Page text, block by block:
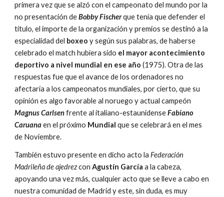
primera vez que se alzó con el campeonato del mundo por la
no presentación de Bobby Fischer que tenía que defender el
título, el importe de la organización y premios se destinó a la
especialidad del boxeo y según sus palabras, de haberse
celebrado el match hubiera sido el mayor acontecimiento
deportivo a nivel mundial en ese año (1975). Otra de las
respuestas fue que el avance de los ordenadores no
afectaría a los campeonatos mundiales, por cierto, que su
Magnus Carlsen frente al italiano-estaunidense Fabiano
Caruana en el próximo Mundial que se celebrará en el mes
de Noviembre.
También estuvo presente en dicho acto la Federación
Madrileña de ajedrez con Agustín García a la cabeza,
apoyando una vez más, cualquier acto que se lleve a cabo en
nuestra comunidad de Madrid y este, sin duda, es muy